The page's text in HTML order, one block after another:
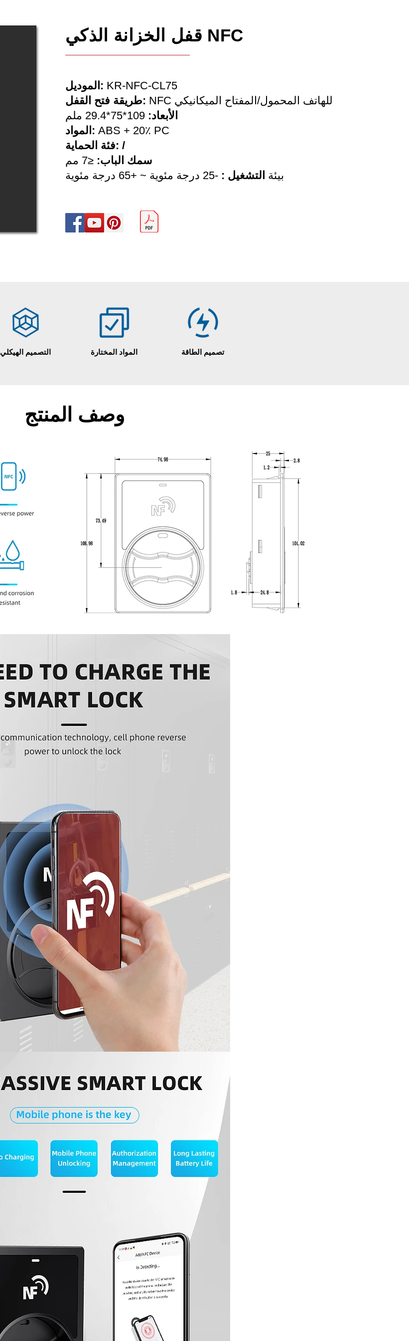
قفل الخزانة الذكي NFC
الموديل: KR-NFC-CL75
طريقة فتح القفل:
NFC للهاتف المحمول/المفتاح الميكانيكي
الأبعاد:
المواد: ABS + 20٪ PC
فئة الحماية: /
سمك الباب: ≤7 مم
بيئة التشغيل : -25 درجة مئوية ~ +65 درجة مئوية
التصميم الهيكلي المواد المختارة تصميم الطاقة
وصف المنتج